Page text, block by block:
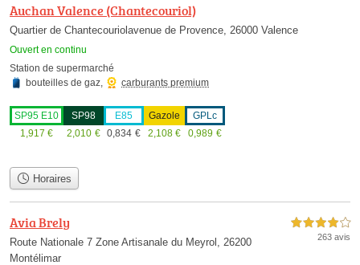
Auchan Valence (Chantecouriol)
Quartier de Chantecouriolavenue de Provence, 26000 Valence
Ouvert en continu
Station de supermarché
bouteilles de gaz
carburants premium
SP95 E10
1,917 €
SP98
2,010 €
E85
0,834 €
Gazole
2,108 €
GPLc
0,989 €
Horaires
Avia Brely
Route Nationale 7 Zone Artisanale du Meyrol, 26200
Montélimar
4,0 étoiles sur 5
263 avis